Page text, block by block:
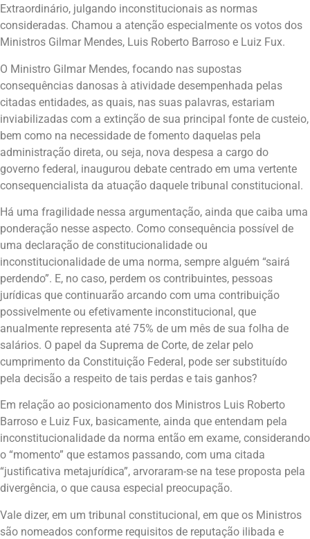
Extraordinário, julgando inconstitucionais as normas
consideradas. Chamou a atenção especialmente os votos dos
Ministros Gilmar Mendes, Luis Roberto Barroso e Luiz Fux.
O Ministro Gilmar Mendes, focando nas supostas
consequências danosas à atividade desempenhada pelas
citadas entidades, as quais, nas suas palavras, estariam
inviabilizadas com a extinção de sua principal fonte de custeio,
bem como na necessidade de fomento daquelas pela
administração direta, ou seja, nova despesa a cargo do
governo federal, inaugurou debate centrado em uma vertente
consequencialista da atuação daquele tribunal constitucional.
Há uma fragilidade nessa argumentação, ainda que caiba uma
ponderação nesse aspecto. Como consequência possível de
uma declaração de constitucionalidade ou
inconstitucionalidade de uma norma, sempre alguém “sairá
perdendo”. E, no caso, perdem os contribuintes, pessoas
jurídicas que continuarão arcando com uma contribuição
possivelmente ou efetivamente inconstitucional, que
anualmente representa até 75% de um mês de sua folha de
salários. O papel da Suprema de Corte, de zelar pelo
cumprimento da Constituição Federal, pode ser substituído
pela decisão a respeito de tais perdas e tais ganhos?
Em relação ao posicionamento dos Ministros Luis Roberto
Barroso e Luiz Fux, basicamente, ainda que entendam pela
inconstitucionalidade da norma então em exame, considerando
o “momento” que estamos passando, com uma citada
“justificativa metajurídica”, arvoraram-se na tese proposta pela
divergência, o que causa especial preocupação.
Vale dizer, em um tribunal constitucional, em que os Ministros
são nomeados conforme requisitos de reputação ilibada e